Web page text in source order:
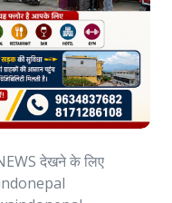
देखने के लिए